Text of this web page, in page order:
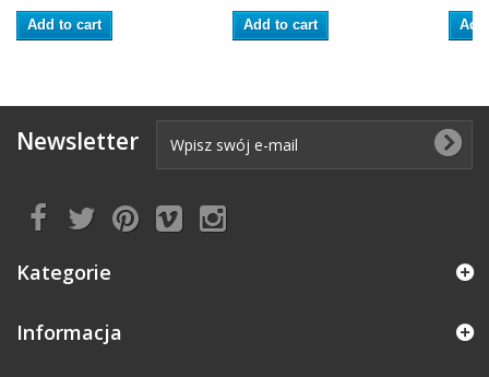
Add to cart Add to cart
Newsletter
Kategorie
Informacja